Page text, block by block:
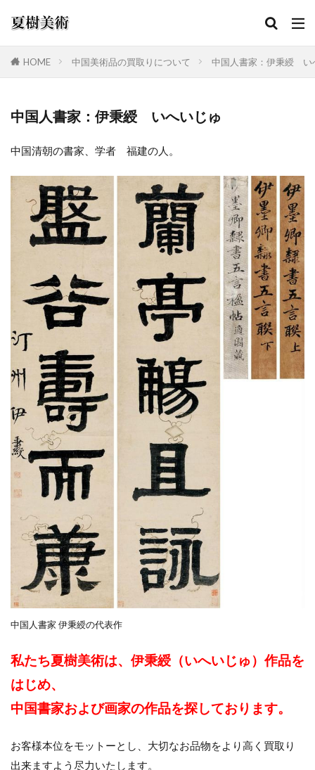
HOME 中国美術品の買取りについて 中国人書家：伊秉綬 い
中国人書家：伊秉綬 いへいじゅ
中国清朝の書家、学者 福建の人。
中国人書家 伊秉綬の代表作
私たち夏樹美術は、伊秉綬（いへいじゅ）作品を
はじめ、
中国書家および画家の作品を探しております。
お客様本位をモットーとし、大切なお品物をより高く買取り
出来ますよう尽力いたします。
カテゴリー
検索